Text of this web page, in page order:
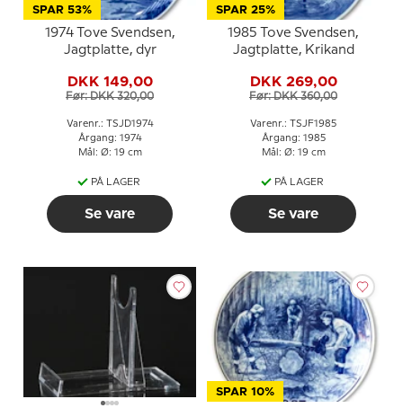
SPAR 53%
1974 Tove Svendsen,
Jagtplatte, dyr
DKK 149,00
Før: DKK 320,00
Varenr.: TSJD1974
Årgang: 1974
Mål: Ø: 19 cm
PÅ LAGER
Se vare
SPAR 25%
1985 Tove Svendsen,
Jagtplatte, Krikand
DKK 269,00
Før: DKK 360,00
Varenr.: TSJF1985
Årgang: 1985
Mål: Ø: 19 cm
PÅ LAGER
Se vare
SPAR 10%